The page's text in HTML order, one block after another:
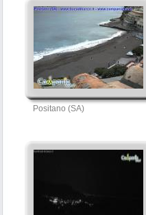
Positano (SA)